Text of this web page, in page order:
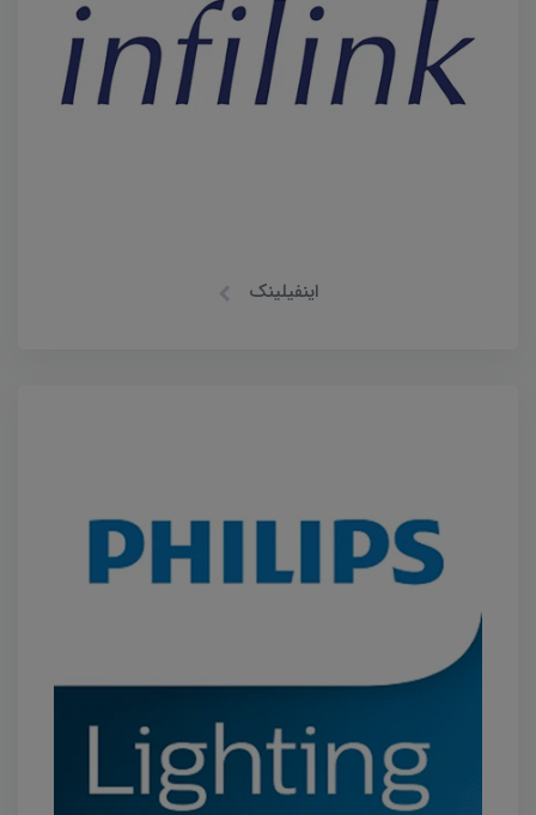
اینفیلینک